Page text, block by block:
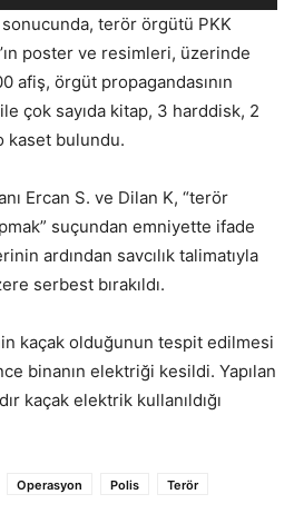
sonucunda, terör örgütü PKK
poster ve resimleri, üzerinde
afiş, örgüt propagandasının
çok sayıda kitap, 3 harddisk, 2
kaset bulundu.
Ercan S. ve Dilan K, “terör
suçundan emniyette ifade
ardından savcılık talimatıyla
serbest bırakıldı.
kaçak olduğunun tespit edilmesi
binanın elektriği kesildi. Yapılan
kaçak elektrik kullanıldığı
Operasyon Polis Terör